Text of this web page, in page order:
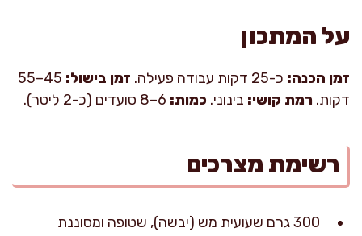
על המתכון
זמן הכנה: כ-25 דקות עבודה פעילה. זמן בישול:
45–55
דקות. רמת קושי: בינוני. כמות:
רשימת מצרכים
300 גרם שעועית מש (יבשה), שטופה ומסוננת